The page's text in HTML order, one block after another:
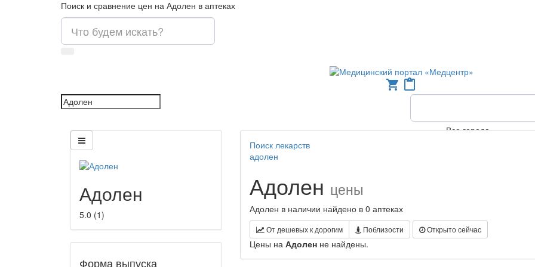
Поиск и сравнение цен на Адолен в аптеках
shopping_cart content_paste
Все города
Адолен
5.0 (1)
Форма выпуска
Поиск лекарств
адолен
Адолен цены
Адолен в наличии найдено в 0 аптеках
От дешевых к дорогим Поблизости Открыто сейчас
Цены на Адолен не найдены.